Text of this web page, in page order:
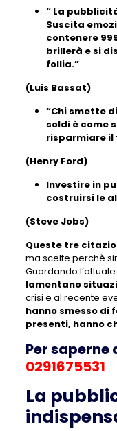
“ La
Suscita
contenere
brillerà e si
follia.”
(Luis Bassat)
“Chi smette
soldi è come
risparmiare il
(Henry Ford)
Investire in
costruirsi le
(Steve Jobs)
Queste tre
ma scelte perchè
Guardando
lamentano
crisi e al recente
hanno smesso di
presenti, hanno
Per
0291675531
La